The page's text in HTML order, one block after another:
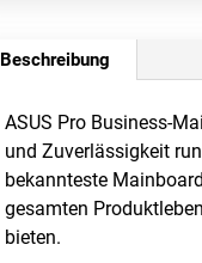
Beschreibung
ASUS Pro Business-
und Zuverlässigkeit
bekannteste
gesamten
bieten.